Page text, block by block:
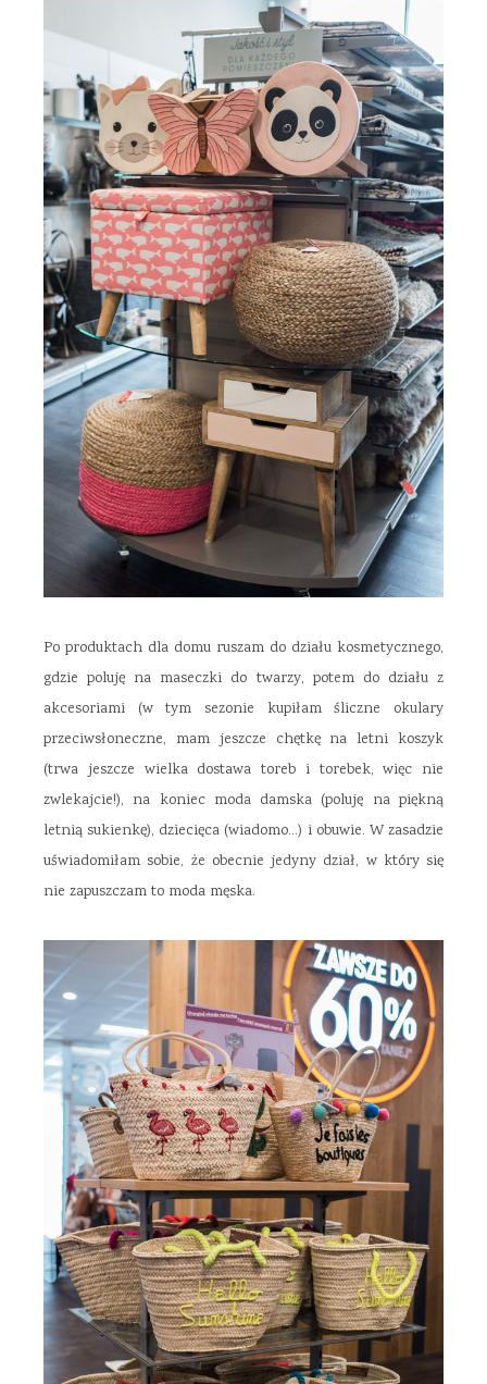
Po produktach dla domu ruszam do działu kosmetycznego,
gdzie poluję na maseczki do twarzy, potem do działu z
akcesoriami (w tym sezonie kupiłam śliczne okulary
przeciwsłoneczne, mam jeszcze chętkę na letni koszyk
(trwa jeszcze wielka dostawa toreb i torebek, więc nie
zwlekajcie!), na koniec moda damska (poluję na piękną
letnią sukienkę), dziecięca (wiadomo…) i obuwie. W zasadzie
uświadomiłam sobie, że obecnie jedyny dział, w który się
nie zapuszczam to moda męska.